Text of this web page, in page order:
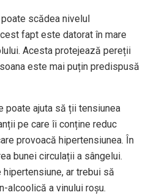
scădea nivelul
fapt este datorat în mare
Acesta protejează pereții
este mai puțin predispusă
poate ajuta să ții tensiunea
pe care îi conține reduc
provoacă hipertensiunea. În
bunei circulații a sângelui.
ar trebui să
alcoolică a vinului roșu.